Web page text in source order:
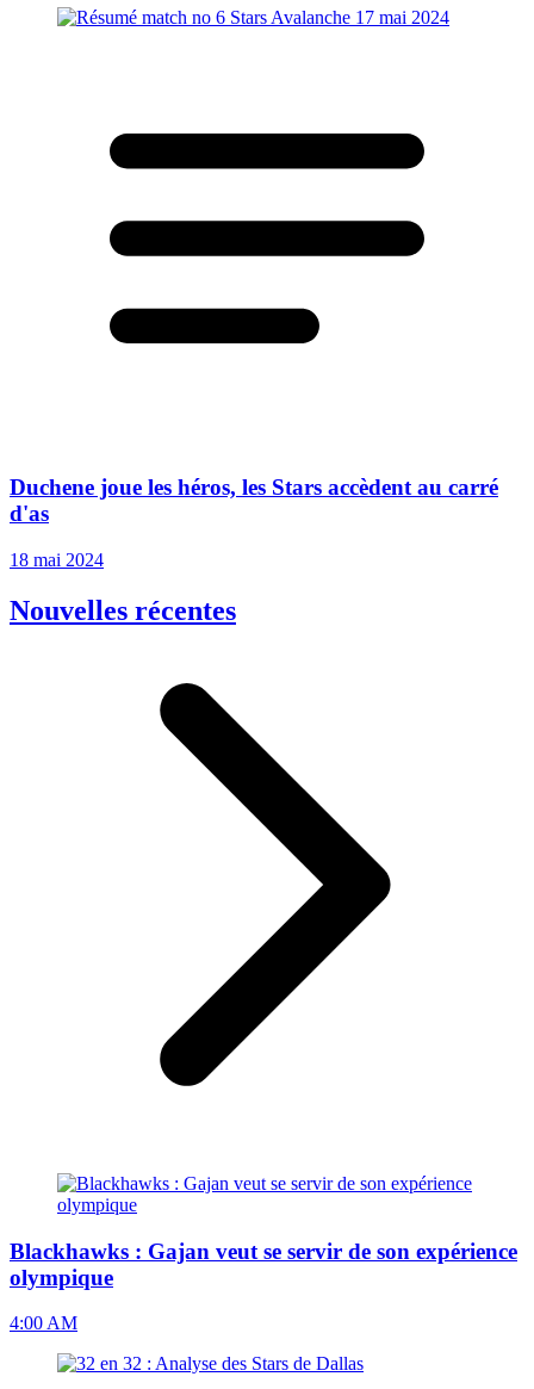
Duchene joue les héros, les Stars accèdent au carré
d'as
18 mai 2024
Nouvelles récentes
Blackhawks : Gajan veut se servir de son expérience
olympique
4:00 AM